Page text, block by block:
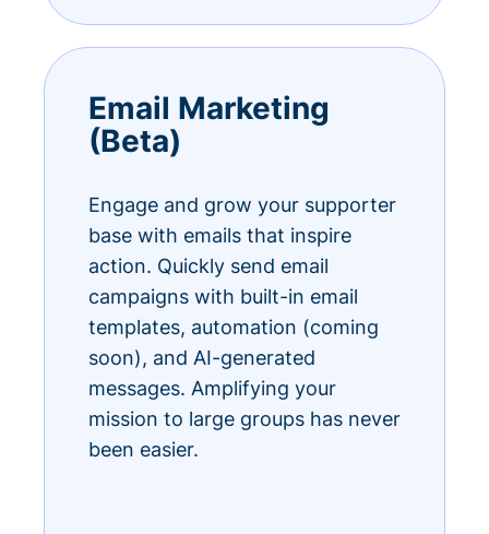
Email Marketing
(Beta)
Engage and grow your supporter
base with emails that inspire
action. Quickly send email
campaigns with built-in email
templates, automation (coming
soon), and AI-generated
messages. Amplifying your
mission to large groups has never
been easier.